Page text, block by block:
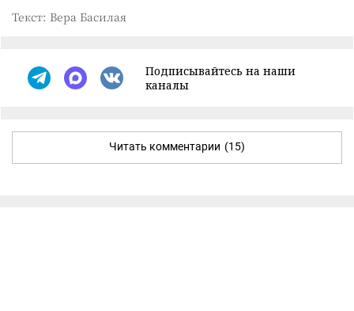
Текст: Вера Басилая
Подписывайтесь на наши
каналы
Читать комментарии (15)